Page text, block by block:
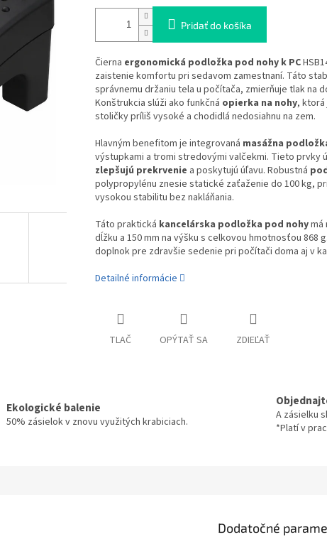
Pridať do košíka
Čierna ergonomická podložka pod nohy k PC
zaistenie komfortu pri sedavom zamestnaní. Táto
správnemu držaniu tela u počítača, zmierňuje tlak na
Konštrukcia slúži ako funkčná opierka na nohy, ktorá
stoličky príliš vysoké a chodidlá nedosiahnu na zem.
Hlavným benefitom je integrovaná masážna
výstupkami a tromi stredovými valčekmi. Tieto prvky
zlepšujú prekrvenie a poskytujú úľavu. Robustná
polypropylénu znesie statické zaťaženie do 100 kg,
vysokou stabilitu bez nakláňania.
Táto praktická kancelárska podložka pod nohymá
dĺžku a 150 mm na výšku s celkovou hmotnosťou 868
doplnok pre zdravšie sedenie pri počítači doma aj v
Detailné informácie
TLAČ OPÝTAŤ SA ZDIEĽAŤ
Ekologické balenie
50% zásielok v znovu využitých krabiciach.
A zásielku
*Platí v
Dodatočné